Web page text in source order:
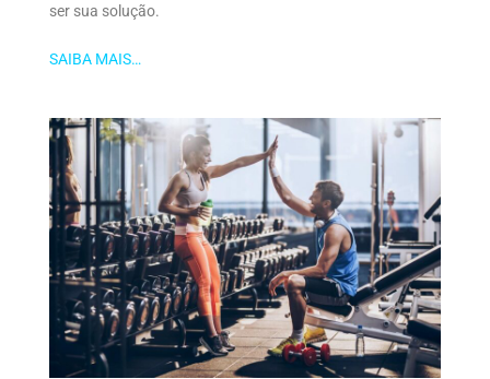
ser sua solução.
SAIBA MAIS…